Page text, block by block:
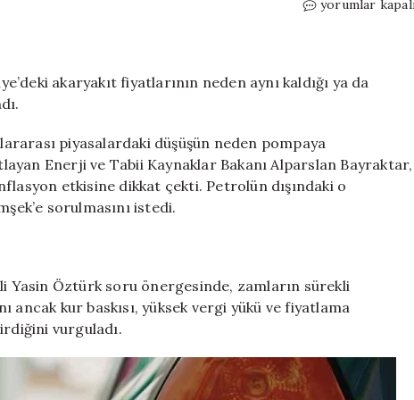
Akaryakıt
Bayraktar
maliyetleri
sorun”
dedi
için
yorumlar
akaryakıt fiyatlarının neden aynı kaldığı ya da
piyasalardaki düşüşün neden pompaya
Enerji ve Tabii Kaynaklar Bakanı Alparslan Bayraktar,
etkisine dikkat çekti. Petrolün dışındaki o
sorulmasını istedi.
Yasin Öztürk soru önergesinde, zamların sürekli
ancak kur baskısı, yüksek vergi yükü ve fiyatlama
vurguladı.